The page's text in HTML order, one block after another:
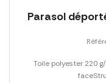
Parasol
Toile polyester 220